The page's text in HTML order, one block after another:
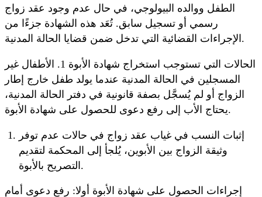
الطفل ووالده البيولوجي، في حال عدم وجود عقد زواج
رسمي أو تسجيل سابق. تُعَد هذه الشهادة جزءًا من
الإجراءات القضائية التي تدخل ضمن قضايا الحالة المدنية.
الحالات التي تستوجب استخراج شهادة الأبوة 1. الأطفال غير
المسجلين في الحالة المدنية عندما يولد طفل خارج إطار
الزواج أو لم يُسجَّل بصفة قانونية في دفتر الحالة المدنية،
يحتاج الأب إلى رفع دعوى للحصول على شهادة الأبوة.
إثبات النسب في غياب عقد زواج في حالات عدم توفر
وثيقة الزواج بين الأبوين، يُلجأ إلى المحكمة لتقديم
التصريح بالأبوة.
إجراءات الحصول على شهادة الأبوة أولا: رفع دعوى أمام